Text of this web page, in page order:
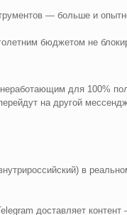
— больше и
бюджетом не
для 100%
на другой
в
доставляет